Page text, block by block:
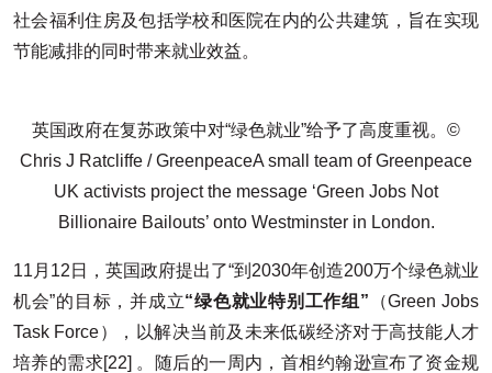
社会福利住房及包括学校和医院在内的公共建筑，旨在实现
节能减排的同时带来就业效益。
英国政府在复苏政策中对“绿色就业”给予了高度重视。©
Chris J Ratcliffe / GreenpeaceA small team of Greenpeace
UK activists project the message ‘Green Jobs Not
Billionaire Bailouts’ onto Westminster in London.
11月12日，英国政府提出了“到2030年创造200万个绿色就业
机会”的目标，并成立“绿色就业特别工作组” （Green Jobs
Task Force），以解决当前及未来低碳经济对于高技能人才
培养的需求[22] 。随后的一周内，首相约翰逊宣布了资金规